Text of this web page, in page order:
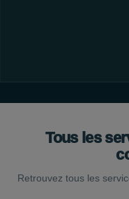
Tous les
Retrouvez tous les